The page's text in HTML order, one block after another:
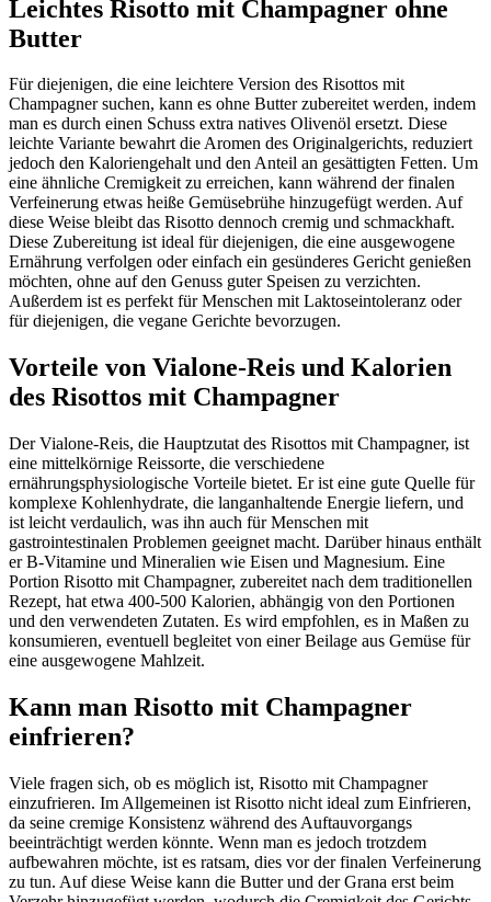
Leichtes Risotto mit Champagner ohne
Butter
Für diejenigen, die eine leichtere Version des Risottos mit
Champagner suchen, kann es ohne Butter zubereitet werden, indem
man es durch einen Schuss extra natives Olivenöl ersetzt. Diese
leichte Variante bewahrt die Aromen des Originalgerichts, reduziert
jedoch den Kaloriengehalt und den Anteil an gesättigten Fetten. Um
eine ähnliche Cremigkeit zu erreichen, kann während der finalen
Verfeinerung etwas heiße Gemüsebrühe hinzugefügt werden. Auf
diese Weise bleibt das Risotto dennoch cremig und schmackhaft.
Diese Zubereitung ist ideal für diejenigen, die eine ausgewogene
Ernährung verfolgen oder einfach ein gesünderes Gericht genießen
möchten, ohne auf den Genuss guter Speisen zu verzichten.
Außerdem ist es perfekt für Menschen mit Laktoseintoleranz oder
für diejenigen, die vegane Gerichte bevorzugen.
Vorteile von Vialone-Reis und Kalorien
des Risottos mit Champagner
Der Vialone-Reis, die Hauptzutat des Risottos mit Champagner, ist
eine mittelkörnige Reissorte, die verschiedene
ernährungsphysiologische Vorteile bietet. Er ist eine gute Quelle für
komplexe Kohlenhydrate, die langanhaltende Energie liefern, und
ist leicht verdaulich, was ihn auch für Menschen mit
gastrointestinalen Problemen geeignet macht. Darüber hinaus enthält
er B-Vitamine und Mineralien wie Eisen und Magnesium. Eine
Portion Risotto mit Champagner, zubereitet nach dem traditionellen
Rezept, hat etwa 400-500 Kalorien, abhängig von den Portionen
und den verwendeten Zutaten. Es wird empfohlen, es in Maßen zu
konsumieren, eventuell begleitet von einer Beilage aus Gemüse für
eine ausgewogene Mahlzeit.
Kann man Risotto mit Champagner
einfrieren?
Viele fragen sich, ob es möglich ist, Risotto mit Champagner
einzufrieren. Im Allgemeinen ist Risotto nicht ideal zum Einfrieren,
da seine cremige Konsistenz während des Auftauvorgangs
beeinträchtigt werden könnte. Wenn man es jedoch trotzdem
aufbewahren möchte, ist es ratsam, dies vor der finalen Verfeinerung
zu tun. Auf diese Weise kann die Butter und der Grana erst beim